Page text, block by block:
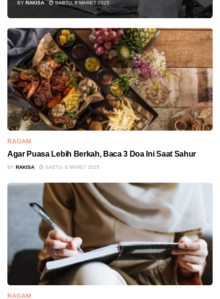
BY RAKISA SABTU, 8 MARET 2025
RAGAM
Agar Puasa Lebih Berkah, Baca 3 Doa Ini Saat Sahur
BY RAKISA SABTU, 8 MARET 2025
RAGAM